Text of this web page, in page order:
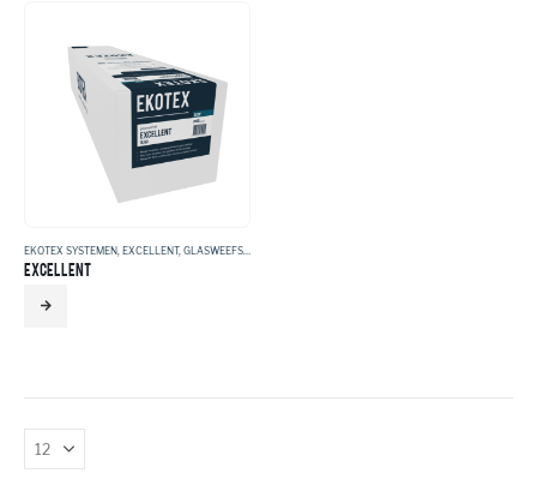
EKOTEX SYSTEMEN EXCELLENT, GLASWEEFSEL
EXCELLENT